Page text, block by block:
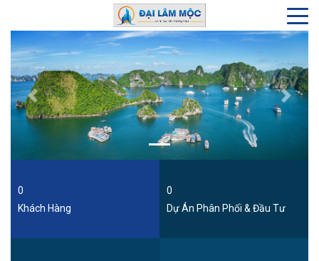
Previous Next
0
Khách Hàng
0
Dự Án Phân Phối & Đầu Tư